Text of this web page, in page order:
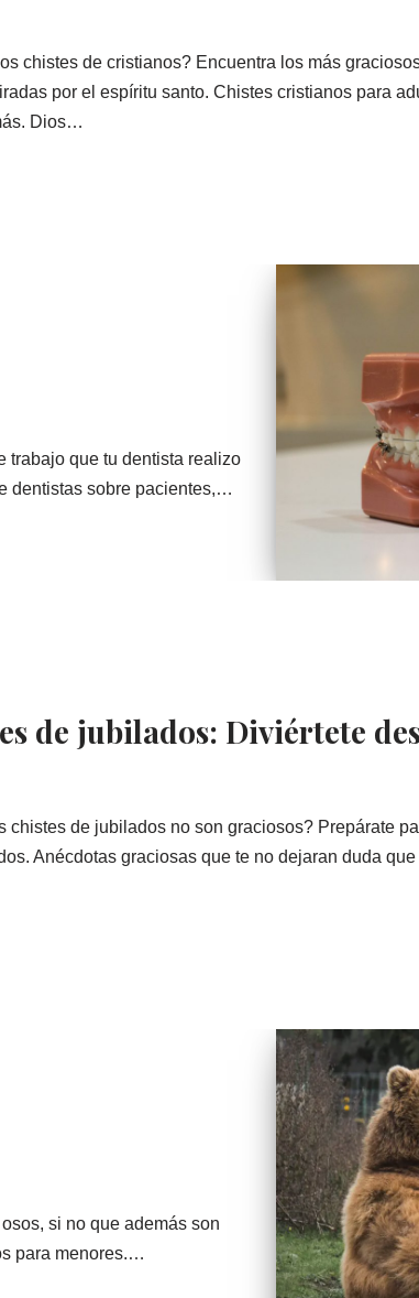
chistes de cristianos? Encuentra los más
por el espíritu santo. Chistes cristianos para
Dios…
trabajo que tu dentista realizo
dentistas sobre pacientes,…
de jubilados: Diviértete
chistes de jubilados no son graciosos? Prepárate
Anécdotas graciosas que te no dejaran duda
si no que además son
para menores.…